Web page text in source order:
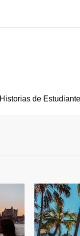
Historias de